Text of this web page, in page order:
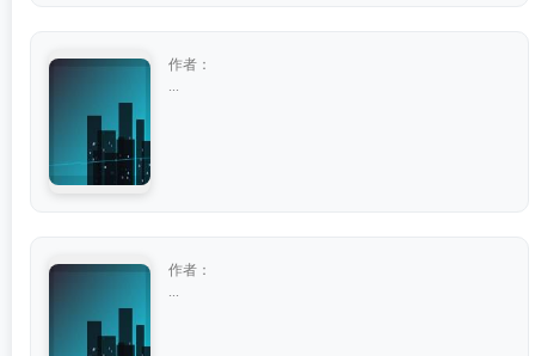
作者：
作者：